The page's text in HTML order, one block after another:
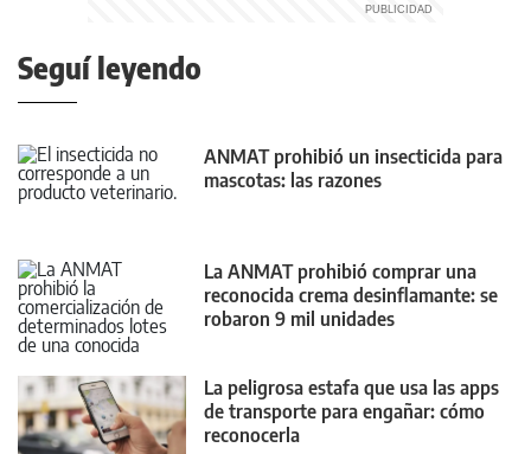
Seguí leyendo
ANMAT prohibió un insecticida para
mascotas: las razones
La ANMAT prohibió comprar una
reconocida crema desinflamante: se
robaron 9 mil unidades
La peligrosa estafa que usa las apps
de transporte para engañar: cómo
reconocerla